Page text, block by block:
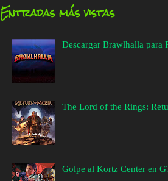
Entradas más vistas
Descargar Brawlhalla para
The Lord of the Rings:
Golpe al Kortz Center en